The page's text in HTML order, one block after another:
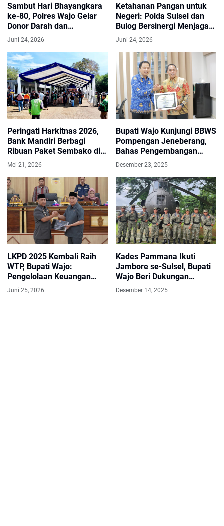
Sambut Hari Bhayangkara
ke-80, Polres Wajo Gelar
Donor Darah dan
Pemeriksaan Kesehatan
Gratis
Juni 24, 2026
Ketahanan Pangan untuk
Negeri: Polda Sulsel dan
Bulog Bersinergi Menjaga
Kesejahteraan Petani
Jagung
Juni 24, 2026
Peringati Harkitnas 2026,
Bank Mandiri Berbagi
Ribuan Paket Sembako di
Makassar
Mei 21, 2026
Bupati Wajo Kunjungi BBWS
Pompengan Jeneberang,
Bahas Pengembangan
Desa Wisata Danau Tempe
Desember 23, 2025
LKPD 2025 Kembali Raih
WTP, Bupati Wajo:
Pengelolaan Keuangan
Daerah Tetap Sehat
Juni 25, 2026
Kades Pammana Ikuti
Jambore se-Sulsel, Bupati
Wajo Beri Dukungan
Langsung
Desember 14, 2025